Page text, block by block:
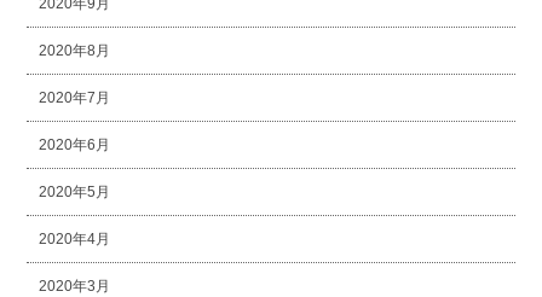
2020年9月
2020年8月
2020年7月
2020年6月
2020年5月
2020年4月
2020年3月